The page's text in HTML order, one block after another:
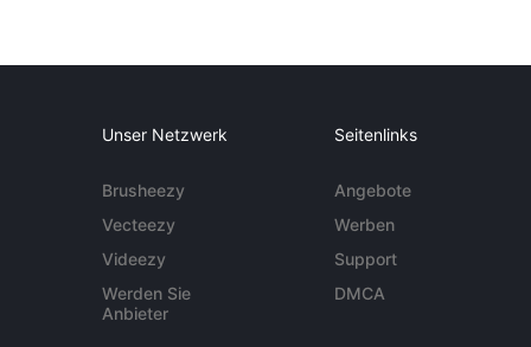
Unser Netzwerk
Brusheezy
Vecteezy
Videezy
Werden Sie
Anbieter
Seitenlinks
Angebote
Werben
Support
DMCA